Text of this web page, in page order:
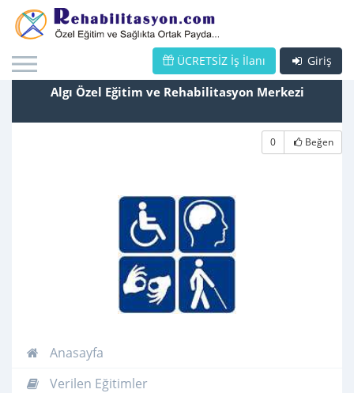
Giriş
ÜCRETSİZ İş İlanı
Algı Özel Eğitim ve Rehabilitasyon Merkezi
0 Beğen
Anasayfa
Verilen Eğitimler